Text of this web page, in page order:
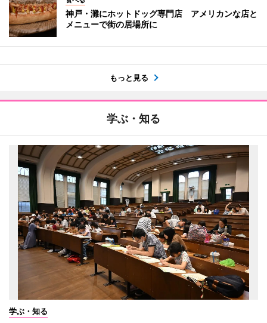
神戸・灘にホットドッグ専門店 アメリカンな店と
メニューで街の居場所に
もっと見る
学ぶ・知る
学ぶ・知る